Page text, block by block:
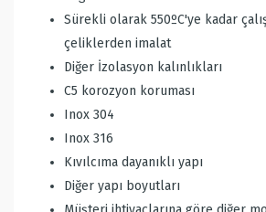
Sürekli olarak 550ºC'ye kadar
çeliklerden imalat
Diğer İzolasyon kalınlıkları
C5 korozyon koruması
Inox 304
Inox 316
Kıvılcıma dayanıklı yapı
Diğer yapı boyutları